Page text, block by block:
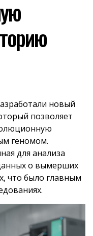
новый
позволяет
геномом.
для анализа
о вымерших
что было главным